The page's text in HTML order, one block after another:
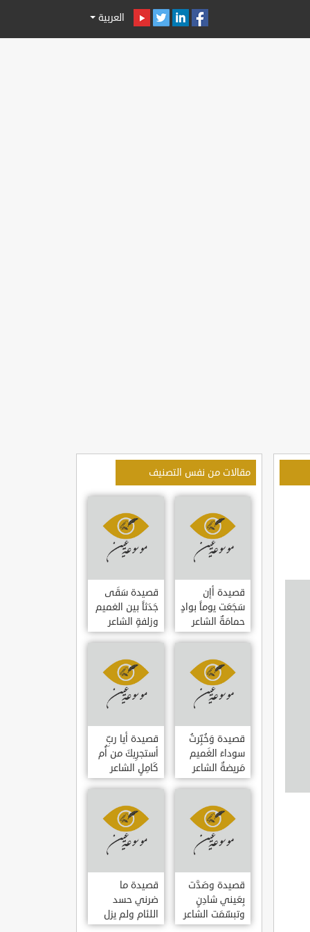
العربية
مقالات من نفس التصنيف
قصيدة أإن
سَجَعَت يوماً بوادٍ
حمامَةٌ الشاعر
العوام بن عقبة
قصيدة سَقَى
جَدَثاً بين الغميم
وزلفةٍ الشاعر
العوام بن عقبة
قصيدة وَخُبِّرتُ
سوداءَ الغَميم
مَريضةٌ الشاعر
العوام بن عقبة
قصيدة أيا ربِّ
أستجرِيكَ من أُم
كَامِلٍ الشاعر
العوام بن عقبة
قصيدة وصَدَّت
بِعَيني شادِنٍ
وتبسّمَت الشاعر
العوام بن عقبة
قصيدة ما
ضرني حسد
اللئام ولم يزل
الشاعر عمارة بن